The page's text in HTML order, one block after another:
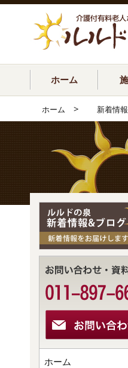
ホーム
ホーム > 新着情
ホーム